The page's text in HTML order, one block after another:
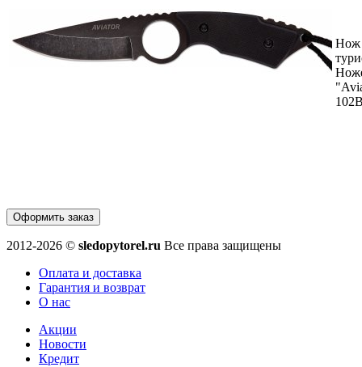
Нож
Оформить заказ
2012-2026 © sledopytorel.ru Все права защищены
Оплата и доставка
Гарантия и возврат
О нас
Акции
Новости
Кредит